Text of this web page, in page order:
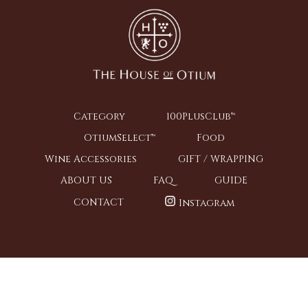
Category
100PlusClub™
OtiumSelect™
Food
Wine Accessories
GIFT / WRAPPING
ABOUT US
FAQ
GUIDE
CONTACT
Instagram